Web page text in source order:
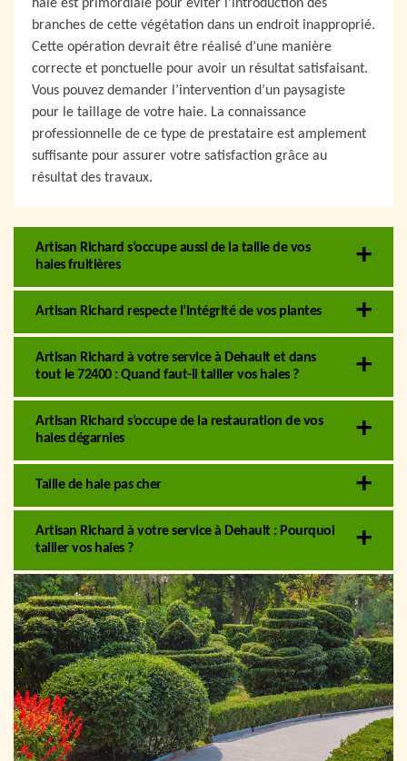
haie est primordiale pour éviter l’introduction des
branches de cette végétation dans un endroit inapproprié.
Cette opération devrait être réalisé d’une manière
correcte et ponctuelle pour avoir un résultat satisfaisant.
Vous pouvez demander l’intervention d’un paysagiste
pour le taillage de votre haie. La connaissance
professionnelle de ce type de prestataire est amplement
suffisante pour assurer votre satisfaction grâce au
résultat des travaux.
Artisan Richard s’occupe aussi de la taille de vos
haies fruitières
Artisan Richard respecte l’intégrité de vos plantes
Artisan Richard à votre service à Dehault et dans
tout le 72400 : Quand faut-il tailler vos haies ?
Artisan Richard s’occupe de la restauration de vos
haies dégarnies
Taille de haie pas cher
Artisan Richard à votre service à Dehault : Pourquoi
tailler vos haies ?